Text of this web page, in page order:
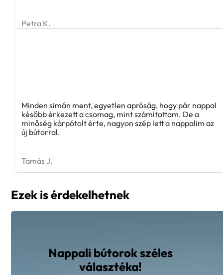
Petra K.
Minden simán ment, egyetlen apróság, hogy pár nappal
később érkezett a csomag, mint számítottam. De a
minőség kárpótolt érte, nagyon szép lett a nappalim az
új bútorral.
Tamás J.
Ezek is érdekelhetnek
Nappali bútorok széles
választéka!